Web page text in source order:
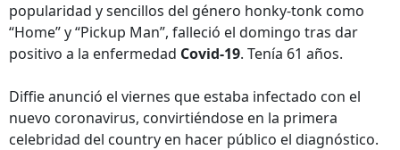
popularidad y sencillos del género honky-tonk como
“Home” y “Pickup Man”, falleció el domingo tras dar
positivo a la enfermedad Covid-19. Tenía 61 años.
Diffie anunció el viernes que estaba infectado con el
nuevo coronavirus, convirtiéndose en la primera
celebridad del country en hacer público el diagnóstico.